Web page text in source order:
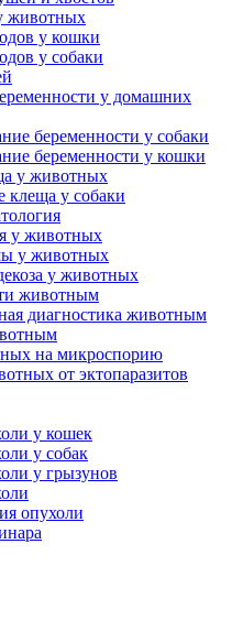
животных
у кошки
у собаки
у домашних
беременности у собаки
беременности у кошки
у животных
клеща у собаки
у животных
у животных
у животных
животным
диагностика животным
на микроспорию
от эктопаразитов
у кошек
у собак
у грызунов
опухоли